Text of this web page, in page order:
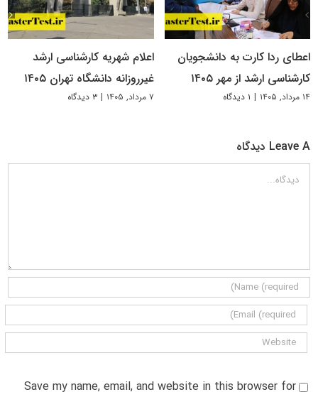
اعطای ردا کارت به دانشجویان
کارشناسی ارشد از مهر ۱۴۰۵
۱۴ مرداد, ۱۴۰۵ | ۱ دیدگاه
اعلام شهریه کارشناسی ارشد
غیرروزانه دانشگاه تهران ۱۴۰۵
۷ مرداد, ۱۴۰۵ | ۳ دیدگاه
Leave A دیدگاه
دیدگاه
Save my name, email, and website in this browser for